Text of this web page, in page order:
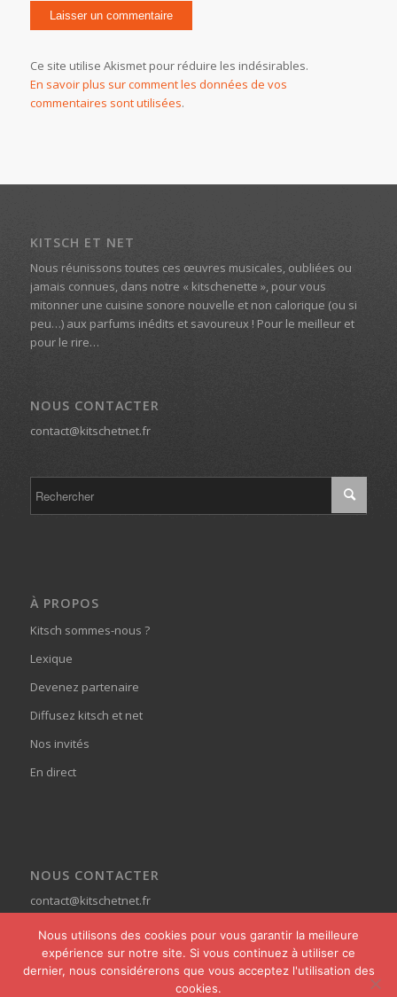
Ce site utilise Akismet pour réduire les indésirables.
En savoir plus sur comment les données de vos
commentaires sont utilisées.
KITSCH ET NET
Nous réunissons toutes ces œuvres musicales, oubliées ou
jamais connues, dans notre « kitschenette », pour vous
mitonner une cuisine sonore nouvelle et non calorique (ou si
peu…) aux parfums inédits et savoureux ! Pour le meilleur et
pour le rire…
NOUS CONTACTER
contact@kitschetnet.fr
À PROPOS
Kitsch sommes-nous ?
Lexique
Devenez partenaire
Diffusez kitsch et net
Nos invités
En direct
NOUS CONTACTER
contact@kitschetnet.fr
Nous utilisons des cookies pour vous garantir la meilleure
expérience sur notre site. Si vous continuez à utiliser ce
dernier, nous considérerons que vous acceptez l'utilisation des
cookies.